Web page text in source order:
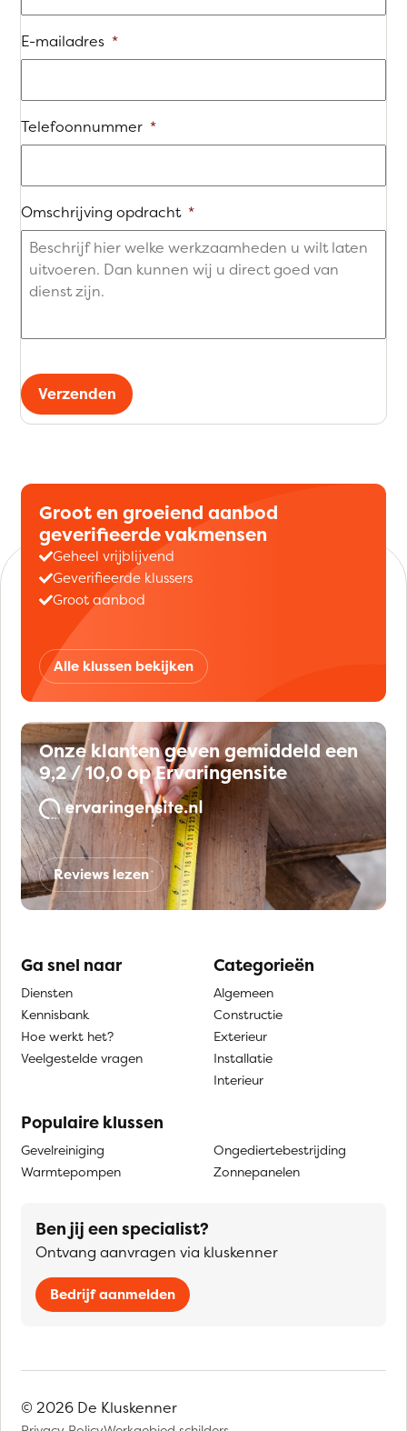
E-mailadres *
Telefoonnummer *
Omschrijving opdracht *
Verzenden
Groot en groeiend aanbod
geverifieerde vakmensen
Geheel vrijblijvend
Geverifieerde klussers
Groot aanbod
Alle klussen bekijken
Onze klanten geven gemiddeld een
9,2 / 10,0 op Ervaringensite
Reviews lezen
Ga snel naar
Diensten
Kennisbank
Hoe werkt het?
Veelgestelde vragen
Categorieën
Algemeen
Constructie
Exterieur
Installatie
Interieur
Populaire klussen
Gevelreiniging
Warmtepompen
Ongediertebestrijding
Zonnepanelen
Ben jij een specialist?
Ontvang aanvragen via kluskenner
Bedrijf aanmelden
© 2026 De Kluskenner